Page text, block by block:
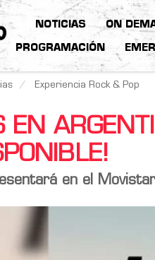
NOTICIAS ON
PROGRAMACIÓN
Experiencia Rock & Pop
EN
en el